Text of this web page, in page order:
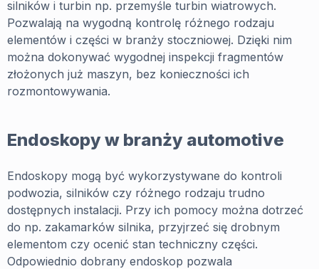
silników i turbin np. przemyśle turbin wiatrowych.
Pozwalają na wygodną kontrolę różnego rodzaju
elementów i części w branży stoczniowej. Dzięki nim
można dokonywać wygodnej inspekcji fragmentów
złożonych już maszyn, bez konieczności ich
rozmontowywania.
Endoskopy w branży automotive
Endoskopy mogą być wykorzystywane do kontroli
podwozia, silników czy różnego rodzaju trudno
dostępnych instalacji. Przy ich pomocy można dotrzeć
do np. zakamarków silnika, przyjrzeć się drobnym
elementom czy ocenić stan techniczny części.
Odpowiednio dobrany endoskop pozwala